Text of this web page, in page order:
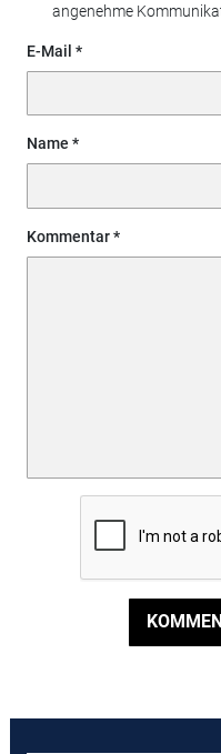
angenehme
E-Mail
Name
Kommentar